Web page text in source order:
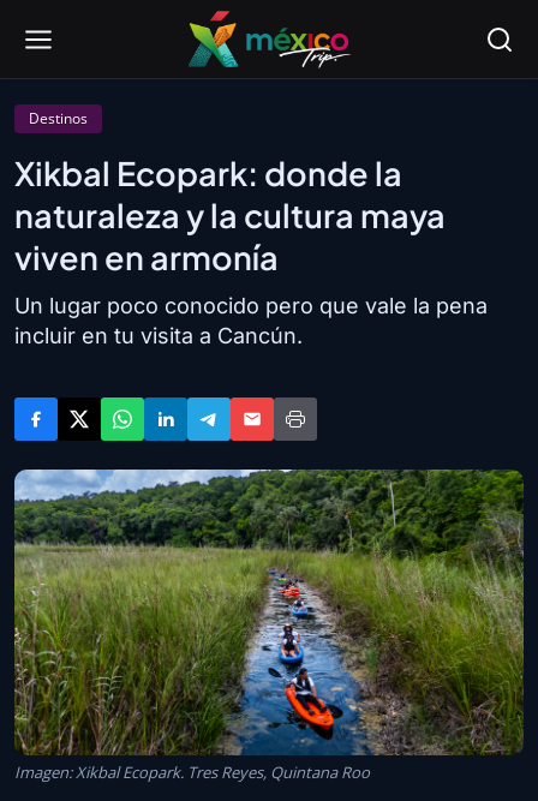
Destinos
Xikbal Ecopark: donde la
naturaleza y la cultura maya
viven en armonía
Un lugar poco conocido pero que vale la pena
incluir en tu visita a Cancún.
Imagen: Xikbal Ecopark. Tres Reyes, Quintana Roo